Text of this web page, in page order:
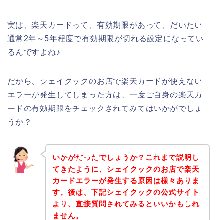
実は、楽天カードって、有効期限があって、だいたい
通常2年～5年程度で有効期限が切れる設定になってい
るんですよね♪
だから、シェイクックのお店で楽天カードが使えない
エラーが発生してしまった方は、一度ご自身の楽天カ
ードの有効期限をチェックされてみてはいかがでしょ
うか？
いかがだったでしょうか？これまで説明し
てきたように、シェイクックのお店で楽天
カードエラーが発生する原因は様々ありま
す。後は、下記シェイクックの公式サイト
より、直接質問されてみるといいかもしれ
ません。